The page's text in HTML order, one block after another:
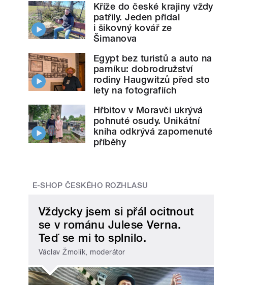
Kříže do české krajiny vždy
patřily. Jeden přidal
i šikovný kovář ze
Šimanova
Egypt bez turistů a auto na
parníku: dobrodružství
rodiny Haugwitzů před sto
lety na fotografiích
Hřbitov v Moravči ukrývá
pohnuté osudy. Unikátní
kniha odkrývá zapomenuté
příběhy
E-SHOP ČESKÉHO ROZHLASU
Vždycky jsem si přál ocitnout
se v románu Julese Verna.
Teď se mi to splnilo.
Václav Žmolík, moderátor